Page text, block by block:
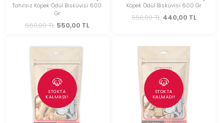
Tahılsız Köpek Ödül Bisküvisi 600
Gr
660,00 TL 550,00 TL
Köpek Ödül Bisküvisi 600 Gr
550,00 TL 440,00 TL
STOKTA
KALMADI!
STOKTA
KALMADI!